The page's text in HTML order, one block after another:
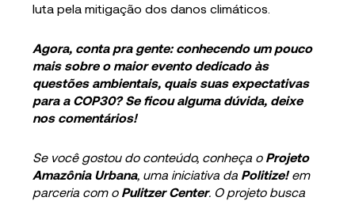
luta pela mitigação dos danos climáticos.
Agora, conta pra gente: conhecendo um pouco
mais sobre o maior evento dedicado às
questões ambientais, quais suas expectativas
para a COP30? Se ficou alguma dúvida, deixe
nos comentários!
Se você gostou do conteúdo, conheça o Projeto
Amazônia Urbana, uma iniciativa da Politize!em
parceria com o Pulitzer Center. O projeto busca